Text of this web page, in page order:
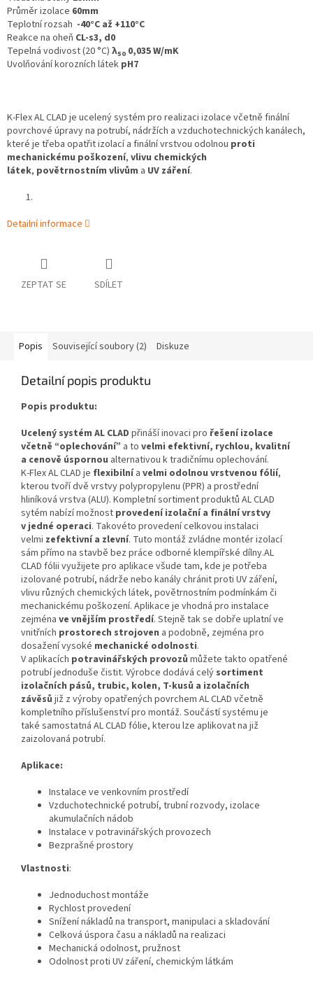
Průměr izolace 60mm
Teplotní rozsah -40°C až +110°C
Reakce na oheň CL-s3, d0
Tepelná vodivost (20 °C) λ50 0,035 W/mK
Uvolňování korozních látek pH7
K‑Flex AL CLAD je ucelený systém pro realizaci izolace včetně finální
povrchové úpravy na potrubí, nádržích a vzduchotechnických kanálech,
které je třeba opatřit izolací a finální vrstvou odolnou proti
mechanickému poškození, vlivu chemických
látek, povětrnostním vlivům a UV záření.
Detailní informace
ZEPTAT SE SDÍLET
Popis Související soubory (2) Diskuze
Detailní popis produktu
Popis produktu:
Ucelený systém AL CLAD přináší inovaci pro řešení izolace
včetně “oplechování” a to velmi efektivní, rychlou, kvalitní
a cenově úspornou alternativou k tradičnímu oplechování.
K‑Flex AL CLAD je flexibilnía velmi odolnou vrstvenou fólií,
kterou tvoří dvě vrstvy polypropylenu (PPR) a prostřední
hliníková vrstva (ALU). Kompletní sortiment produktů AL CLAD
sytém nabízí možnost provedení izolační a finální vrstvy
v jedné operaci. Takovéto provedení celkovou instalaci
velmi zefektivní a zlevní. Tuto montáž zvládne montér izolací
sám přímo na stavbě bez práce odborné klempířské dílny.AL
CLAD fólii využijete pro aplikace všude tam, kde je potřeba
izolované potrubí, nádrže nebo kanály chránit proti UV záření,
vlivu různých chemických látek, povětrnostním podmínkám či
mechanickému poškození. Aplikace je vhodná pro instalace
zejména ve vnějším prostředí. Stejně tak se dobře uplatní ve
vnitřních prostorech strojoven a podobně, zejména pro
dosažení vysoké mechanické odolnosti.
V aplikacích potravinářských provozů můžete takto opatřené
potrubí jednoduše čistit. Výrobce dodává celý sortiment
izolačních pásů, trubic, kolen, T‑kusů a izolačních
závěsů již z výroby opatřených povrchem AL CLAD včetně
kompletního příslušenství pro montáž. Součástí systému je
také samostatná AL CLAD fólie, kterou lze aplikovat na již
zaizolovaná potrubí.
Aplikace:
Instalace ve venkovním prostředí
Vzduchotechnické potrubí, trubní rozvody, izolace
akumulačních nádob
Instalace v potravinářských provozech
Bezprašné prostory
Vlastnosti:
Jednoduchost montáže
Rychlost provedení
Snížení nákladů na transport, manipulaci a skladování
Celková úspora času a nákladů na realizaci
Mechanická odolnost, pružnost
Odolnost proti UV záření, chemickým látkám